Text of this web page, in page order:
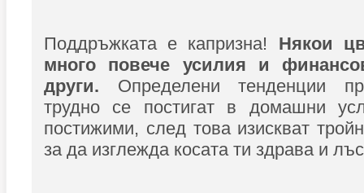
Поддръжката е капризна! Някои
много повече усилия и
други. Определени тенденции
трудно се постигат в домашни
постижими, след това изискват
за да изглежда косата ти здрава и